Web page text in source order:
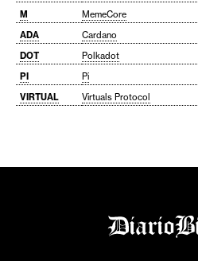
M
MemeCore
ADA
Cardano
DOT
Polkadot
PI
Pi
VIRTUAL
Virtuals Protocol